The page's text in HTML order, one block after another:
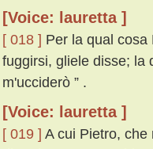
[Voice: lauretta ]
[ 018 ] Per la qual
fuggirsi, gliele disse; la
m'ucciderò ” .
[Voice: lauretta ]
[ 019 ] A cui Pietro, che